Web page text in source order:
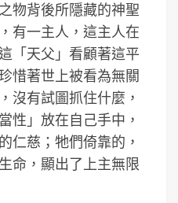
物背後所隱藏的神聖
有一主人，這主人在
「天父」看顧著這平
惜著世上被看為無關
沒有試圖抓住什麼，
性」放在自己手中，
仁慈；牠們倚靠的，
命，顯出了上主無限